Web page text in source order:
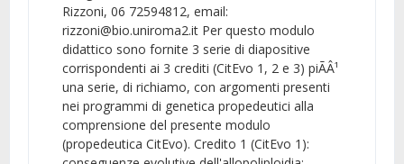
Rizzoni, 06 72594812, email:
rizzoni@bio.uniroma2.it Per questo modulo
didattico sono fornite 3 serie di diapositive
corrispondenti ai 3 crediti (CitEvo 1, 2 e 3) piÃÂ¹
una serie, di richiamo, con argomenti presenti
nei programmi di genetica propedeutici alla
comprensione del presente modulo
(propedeutica CitEvo). Credito 1 (CitEvo 1):